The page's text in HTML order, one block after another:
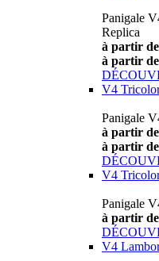
Panigale
Replica
à partir
à partir
V4
Panigale
à partir
à partir
V4
Panigale
à partir
V4